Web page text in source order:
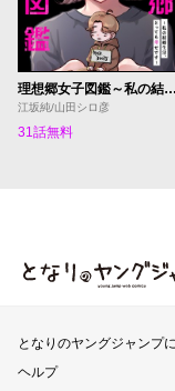
理想郷女子図鑑～私の結婚生活、とっても幸せです～
江坂純/山田シロ彦
31話無料
となりの
となりのヤングジャンプ
ヘルプ